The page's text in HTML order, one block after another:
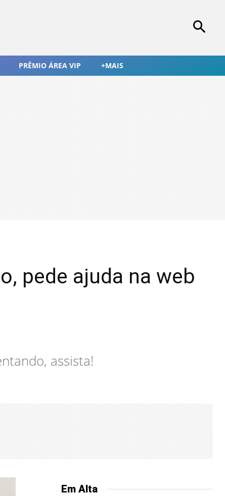
PRÊMIO ÁREA VIP +MAIS
pede ajuda na web
assista!
Em Alta